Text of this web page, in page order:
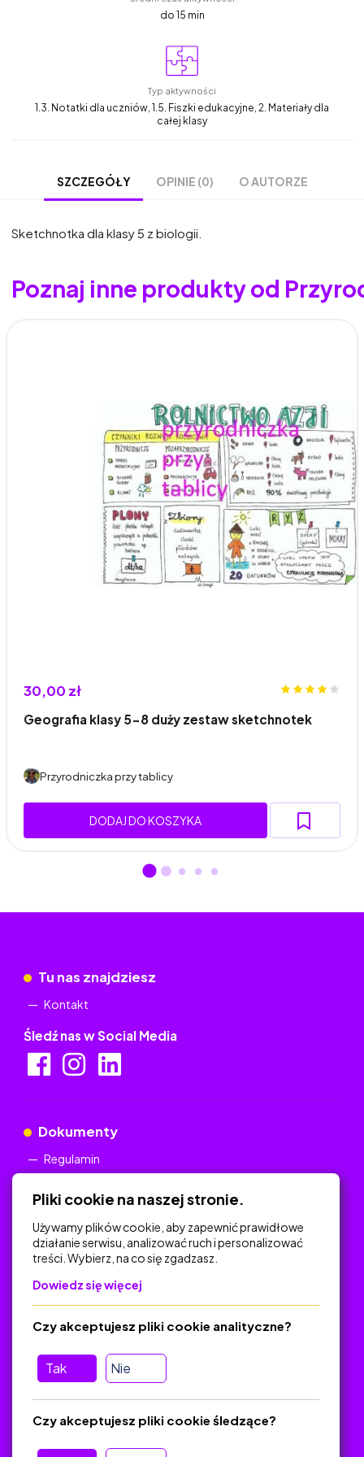
do 15 min
Typ aktywności
1.3. Notatki dla uczniów, 1.5. Fiszki edukacyjne, 2. Materiały dla
całej klasy
SZCZEGÓŁY OPINIE (0) O AUTORZE
Sketchnotka dla klasy 5 z biologii.
Poznaj inne produkty od
30,00 zł
Geografia klasy 5-8 duży zestaw sketchnotek
Przyrodniczka przy tablicy
DODAJ DO KOSZYKA
Tu nas znajdziesz
Kontakt
Śledź nas w Social Media
Dokumenty
Regulamin
Na skróty
Polityka Prywatności
O platformie
Baza materiałów dydaktycznych
Jak zostać autorem
Pliki cookie na naszej stronie.
Używamy plików cookie, aby zapewnić prawidłowe
działanie serwisu, analizować ruch i personalizować
treści. Wybierz, na co się zgadzasz.
Dowiedz się więcej
Tak Nie
Czy akceptujesz pliki cookie analityczne?
Czy akceptujesz pliki cookie śledzące?